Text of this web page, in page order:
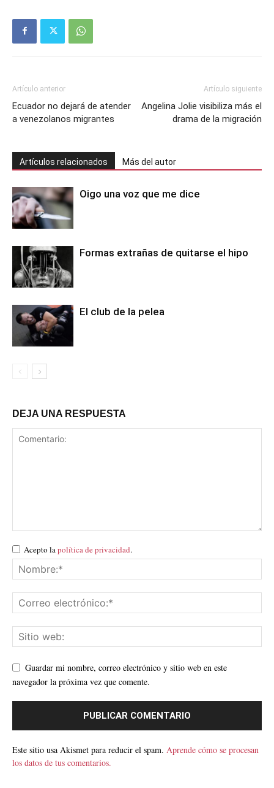
Artículo anterior
Ecuador no dejará de atender
a venezolanos migrantes
Artículo siguiente
Angelina Jolie visibiliza más el
drama de la migración
Artículos relacionados Más del autor
Oigo una voz que me dice
Formas extrañas de quitarse el hipo
El club de la pelea
DEJA UNA RESPUESTA
Acepto la política de privacidad.
Guardar mi nombre, correo electrónico y sitio web en este
navegador la próxima vez que comente.
Este sitio usa Akismet para reducir el spam. Aprende cómo se procesan
los datos de tus comentarios.